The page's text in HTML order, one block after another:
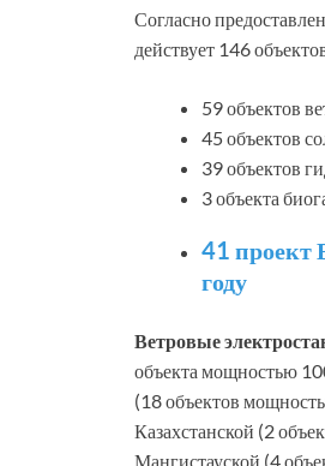
Согласно
действует 146
59 объектов
45 объектов
39 объектов
3 объекта
41 проект
году
Ветровые
объекта мощностью
(18 объектов
Казахстанской (2
Мангистауской (4